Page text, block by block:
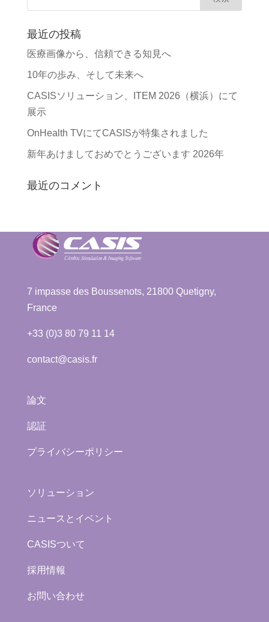
最近の投稿
医療画像から、信頼できる知見へ
10年の歩み、そして未来へ
CASISソリューション、ITEM 2026（横浜）にて
展示
OnHealth TVにてCASISが特集されました
新年あけましておめでとうございます 2026年
最近のコメント
7 impasse des Boussenots, 21800 Quetigny,
France
+33 (0)3 80 79 11 14
contact@casis.fr
論文
認証
プライバシーポリシー
ソリューション
ニュースとイベント
CASISついて
採用情報
お問い合わせ